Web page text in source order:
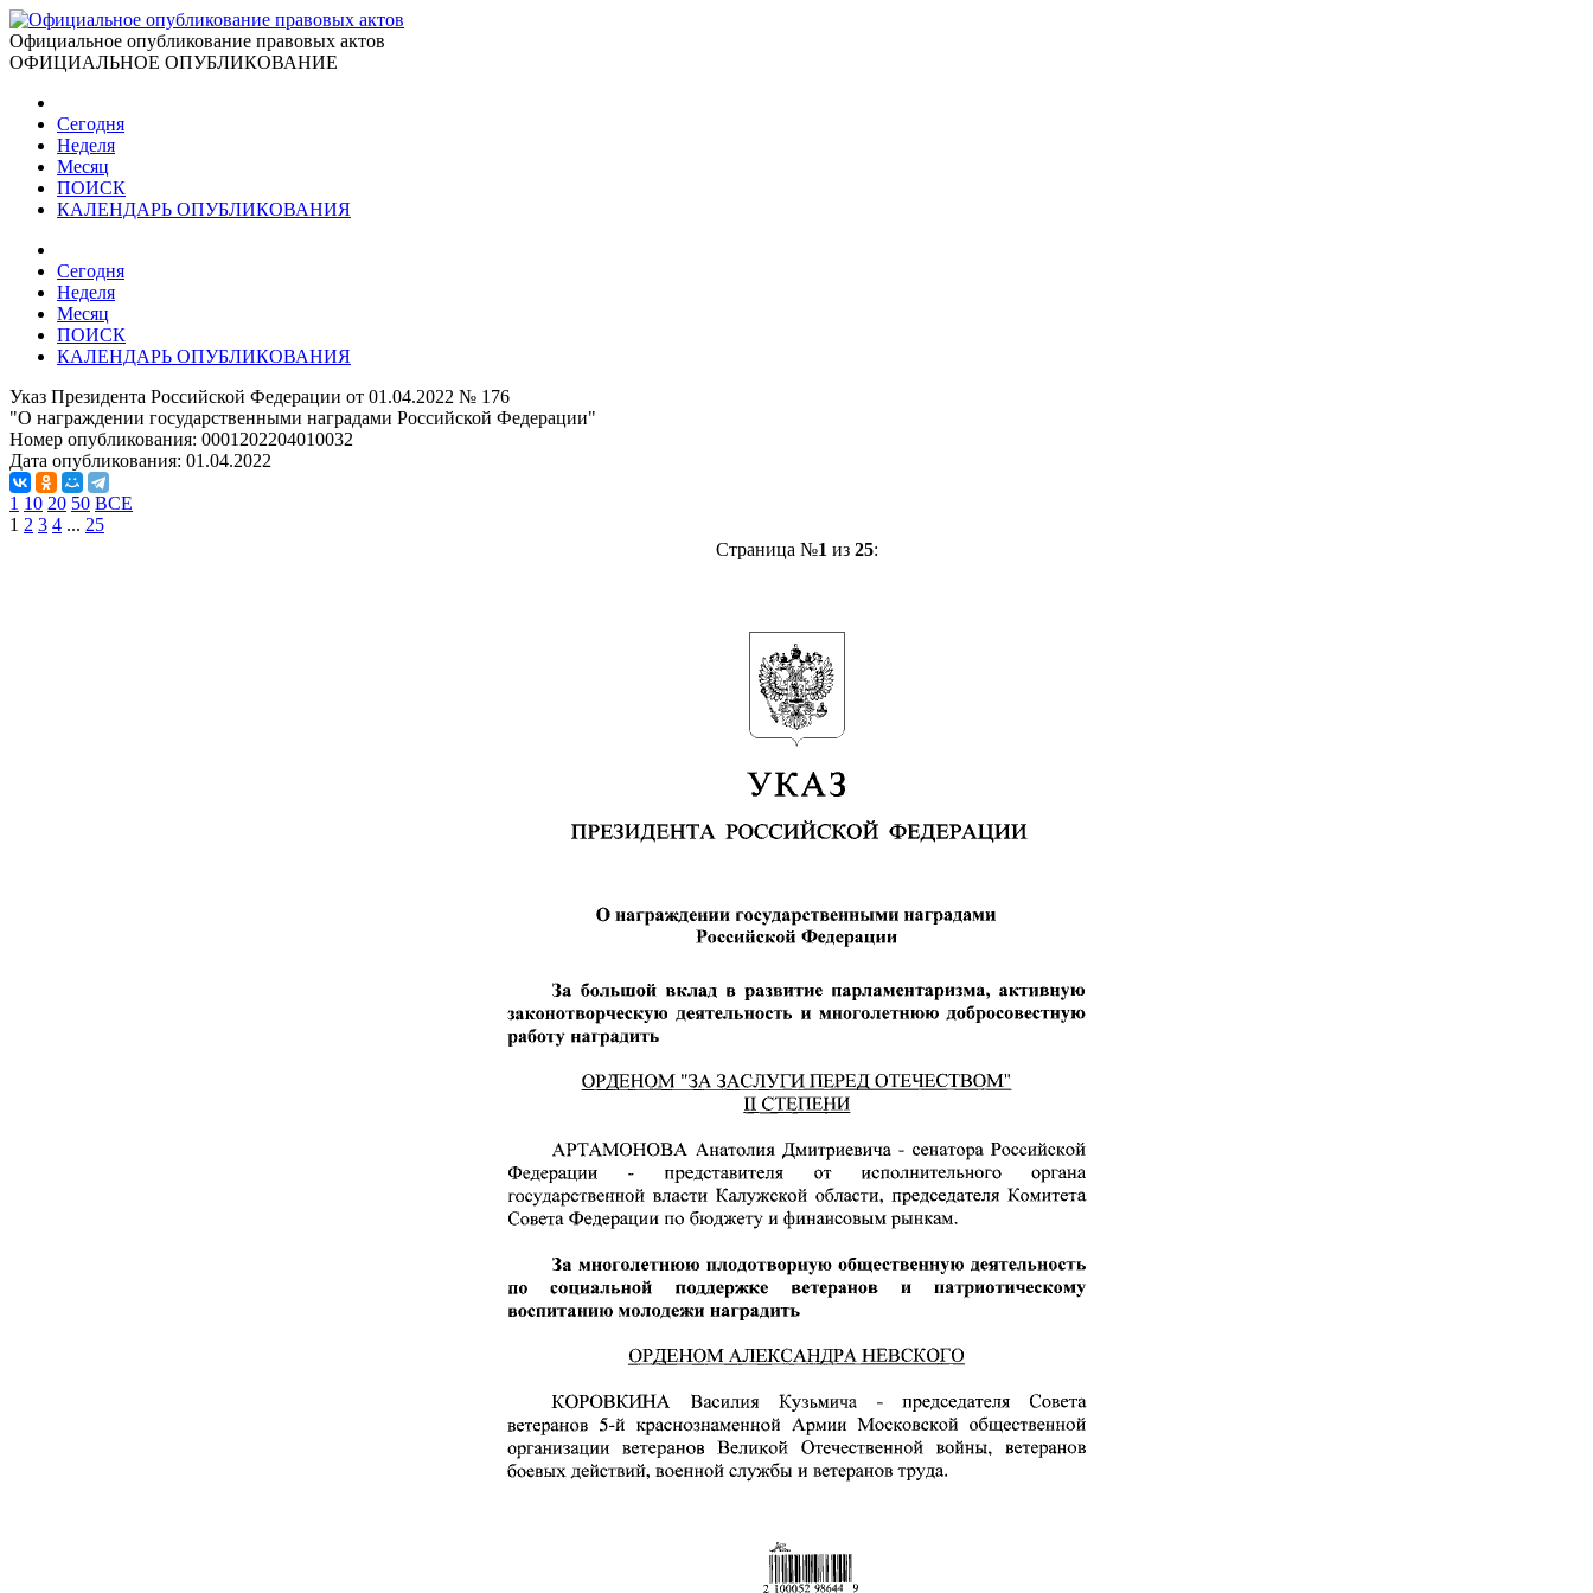
Официальное опубликование правовых актов
ОФИЦИАЛЬНОЕ ОПУБЛИКОВАНИЕ
Сегодня
Неделя
Месяц
ПОИСК
КАЛЕНДАРЬ ОПУБЛИКОВАНИЯ
Сегодня
Неделя
Месяц
ПОИСК
КАЛЕНДАРЬ ОПУБЛИКОВАНИЯ
Указ Президента Российской Федерации от 01.04.2022 № 176
"О награждении государственными наградами Российской Федерации"
Номер опубликования: 0001202204010032
Дата опубликования: 01.04.2022
1 10 20 50 ВСЕ
1 2 3 4 ... 25
Страница №1 из 25: